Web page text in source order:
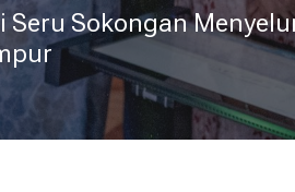
INDIVIDUALS
Seru Sokongan